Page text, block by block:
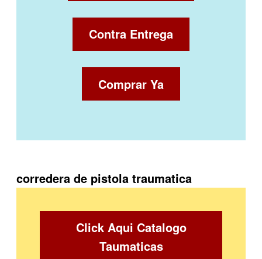
Contra Entrega
Comprar Ya
corredera de pistola traumatica
Click Aqui Catalogo
Taumaticas